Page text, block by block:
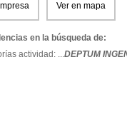
Ver en mapa
en la búsqueda de:
actividad: ...DEPTUM